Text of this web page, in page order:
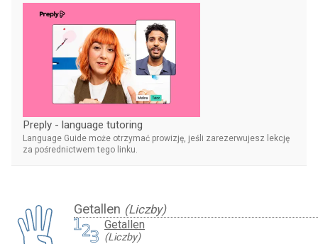
Getallen (Liczby)
Getallen
(Liczby)
Preply - language tutoring
Language Guide może otrzymać prowizję, jeśli zarezerwujesz lekcję
za pośrednictwem tego linku.